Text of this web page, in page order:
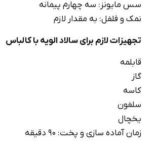
سس مایونز: سه چهارم پیمانه
نمک و فلفل: به مقدار لازم
تجهیزات لازم برای سالاد الویه با کالباس
قابلمه
گاز
کاسه
سلفون
یخچال
زمان آماده سازی و پخت: 90 دقیقه